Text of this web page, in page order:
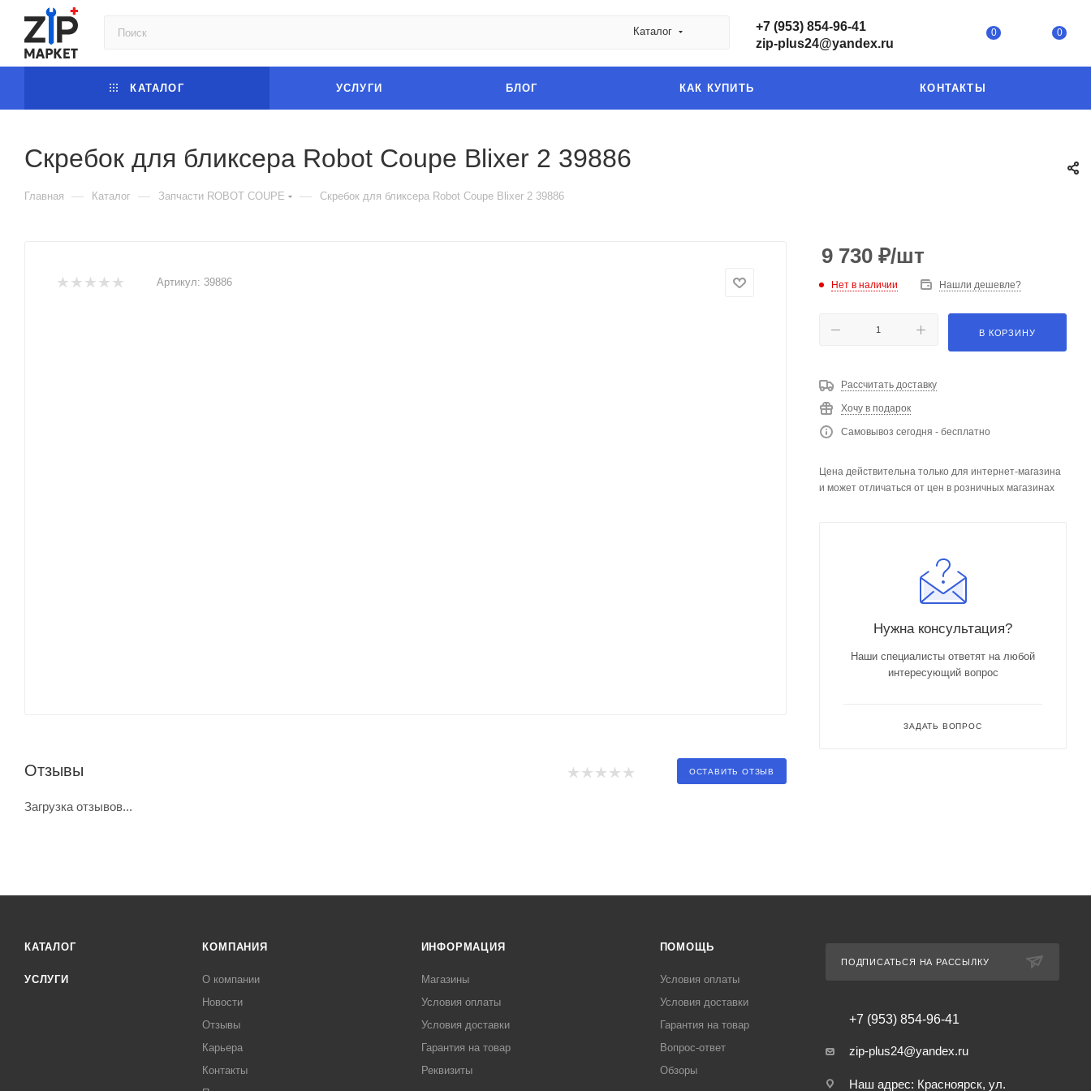
Каталог
+7 (953) 854-96-41
zip-plus24@yandex.ru
0 0
КАТАЛОГ УСЛУГИ БЛОГ КАК КУПИТЬ КОНТАКТЫ
Скребок для бликсера Robot Coupe Blixer 2 39886
Главная — Каталог — Запчасти ROBOT COUPE — Скребок для бликсера Robot Coupe Blixer 2 39886
Артикул: 39886
Отзывы ОСТАВИТЬ ОТЗЫВ
Загрузка отзывов...
9 730 ₽/шт
Нет в наличии Нашли дешевле?
В КОРЗИНУ
Рассчитать доставку
Хочу в подарок
Самовывоз сегодня - бесплатно
Цена действительна только для интернет-магазина
и может отличаться от цен в розничных магазинах
Нужна консультация?
Наши специалисты ответят на любой
интересующий вопрос
ЗАДАТЬ ВОПРОС
КАТАЛОГ
УСЛУГИ
КОМПАНИЯ
О компании
Новости
Отзывы
Карьера
Контакты
ИНФОРМАЦИЯ
Магазины
Условия оплаты
Условия доставки
Гарантия на товар
Реквизиты
ПОМОЩЬ
Условия оплаты
Условия доставки
Гарантия на товар
Вопрос-ответ
Обзоры
ПОДПИСАТЬСЯ НА РАССЫЛКУ
+7 (953) 854-96-41
zip-plus24@yandex.ru
Наш адрес: Красноярск, ул.